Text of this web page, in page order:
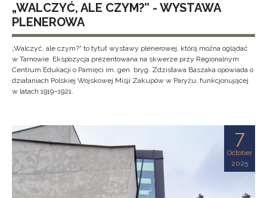
„WALCZYĆ, ALE CZYM?” - WYSTAWA
PLENEROWA
„Walczyć, ale czym?” to tytuł wystawy plenerowej, którą można oglądać
w Tarnowie. Ekspozycja prezentowana na skwerze przy Regionalnym
Centrum Edukacji o Pamięci im. gen. bryg. Zdzisława Baszaka opowiada o
działaniach Polskiej Wojskowej Misji Zakupów w Paryżu, funkcjonującej
w latach 1919–1921.
7
October
2025